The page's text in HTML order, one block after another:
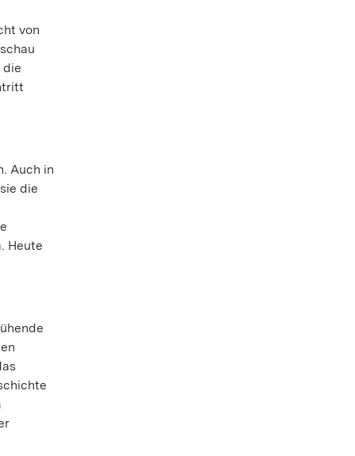
von
die
Auch in
die
Heute